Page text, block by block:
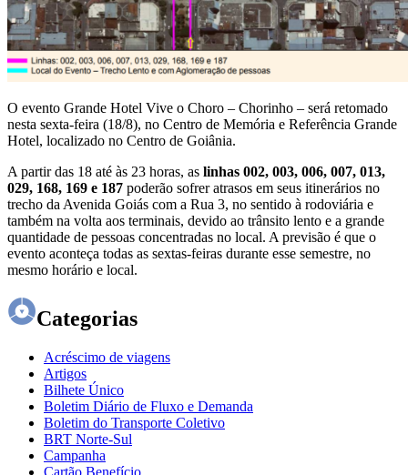
O evento Grande Hotel Vive o Choro – Chorinho – será retomado
nesta sexta-feira (18/8), no Centro de Memória e Referência Grande
Hotel, localizado no Centro de Goiânia.
A partir das 18 até às 23 horas, as linhas 002, 003, 006, 007, 013,
029, 168, 169 e 187 poderão sofrer atrasos em seus itinerários no
trecho da Avenida Goiás com a Rua 3, no sentido à rodoviária e
também na volta aos terminais, devido ao trânsito lento e a grande
quantidade de pessoas concentradas no local. A previsão é que o
evento aconteça todas as sextas-feiras durante esse semestre, no
mesmo horário e local.
Categorias
Acréscimo de viagens
Artigos
Bilhete Único
Boletim Diário de Fluxo e Demanda
Boletim do Transporte Coletivo
BRT Norte-Sul
Campanha
Cartão Benefício